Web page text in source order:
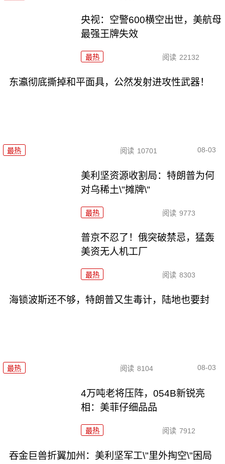
央视：空警600横空出世，美航母
最强王牌失效
最热 阅读 22132
东瀛彻底撕掉和平面具，公然发射进攻性武器！
最热 阅读 10701 08-03
美利坚资源收割局：特朗普为何
对乌稀土\"摊牌\"
最热 阅读 9773
普京不忍了！俄突破禁忌，猛轰
美资无人机工厂
最热 阅读 8303
海锁波斯还不够，特朗普又生毒计，陆地也要封
最热 阅读 8104 08-03
4万吨老将压阵，054B新锐亮
相：美菲仔细品品
最热 阅读 7912
吞金巨兽折翼加州：美利坚军工\"里外掏空\"困局